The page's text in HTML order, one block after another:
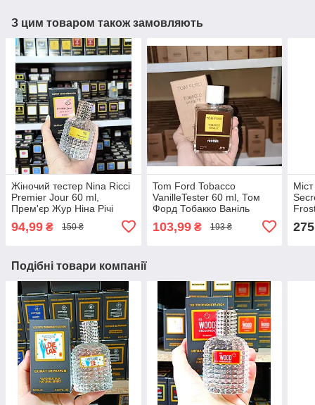
З цим товаром також замовляють
Жіночий тестер Nina Ricci
Premier Jour 60 ml,
Прем'єр Жур Ніна Річі
94,99 ₴ 150 ₴
Tom Ford Tobacco
VanilleTester 60 ml, Том
Форд Тобакко Ваніль
103,99₴ 193 ₴ 275
Подібні товари компанії